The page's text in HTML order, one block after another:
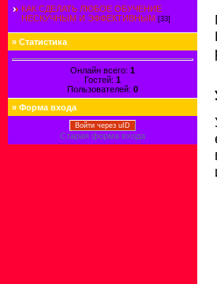
КАК СДЕЛАТЬ ЛЮБОЕ ОБУЧЕНИЕ
НЕСКУЧНЫМ И ЭФФЕКТИВНЫМ [33]
» Статистика
Онлайн всего: 1
Гостей: 1
Пользователей: 0
» Форма входа
Войти через uID
Старая форма входа